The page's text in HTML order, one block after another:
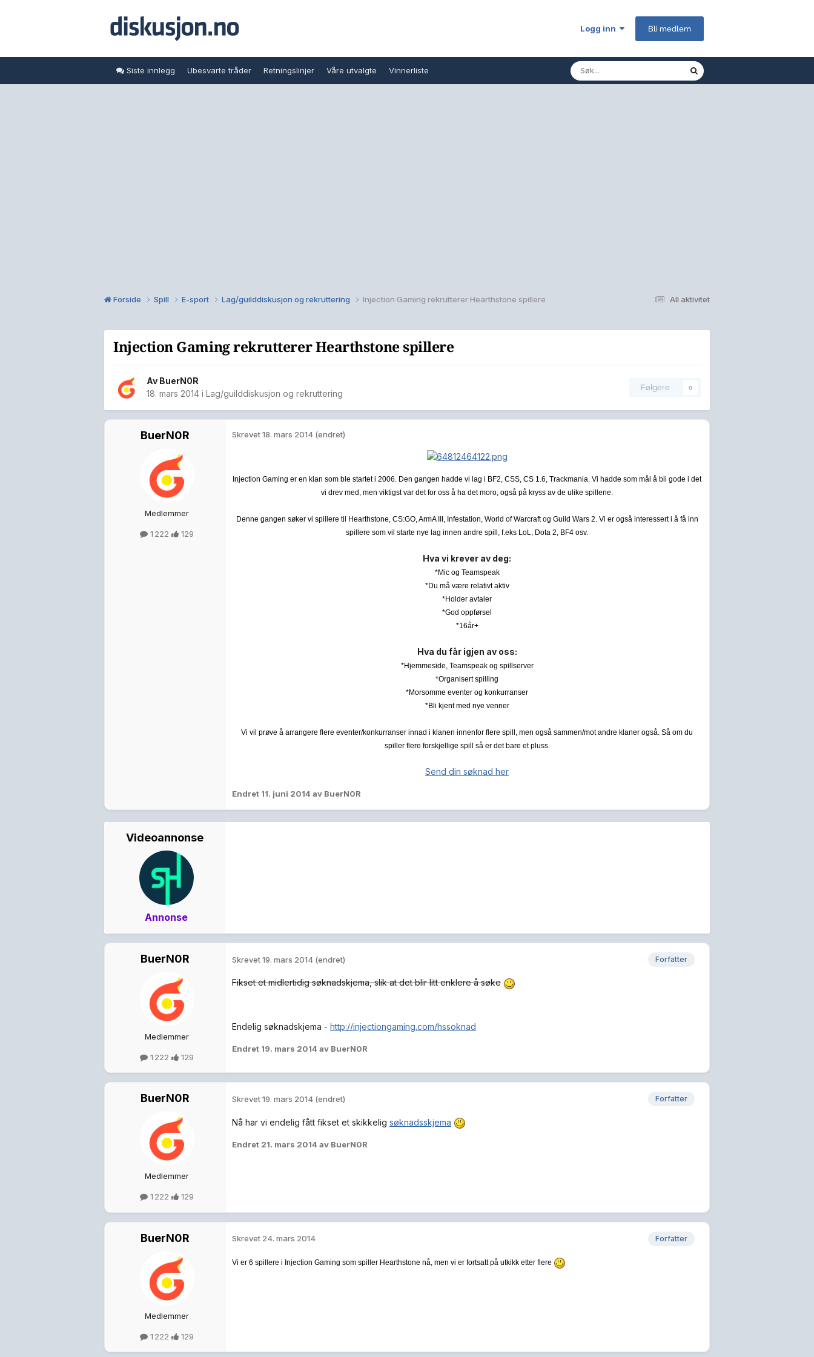
Logg inn Bli medlem
Siste innlegg Ubesvarte tråder Retningslinjer Våre utvalgte Vinnerliste
All aktivitet
Forside Spill E-sport Lag/guilddiskusjon og rekruttering Injection Gaming rekrutterer Hearthstone spillere
Injection Gaming rekrutterer Hearthstone spillere
Av BuerN0R
18. mars 2014 i Lag/guilddiskusjon og rekruttering
Følgere 0
BuerN0R
Medlemmer
1 222 129
Skrevet18. mars 2014 (endret)
Injection Gaming er en klan som ble startet i 2006. Den gangen hadde vi lag i BF2, CSS, CS 1.6, Trackmania. Vi hadde som mål å bli gode i det
vi drev med, men viktigst var det for oss å ha det moro, også på kryss av de ulike spillene.
Denne gangen søker vi spillere til Hearthstone, CS:GO, ArmA III, Infestation, World of Warcraft og Guild Wars 2. Vi er også interessert i å få inn
spillere som vil starte nye lag innen andre spill, f.eks LoL, Dota 2, BF4 osv.
Hva vi krever av deg:
*Mic og Teamspeak
*Du må være relativt aktiv
*Holder avtaler
*God oppførsel
*16år+
Hva du får igjen av oss:
*Hjemmeside, Teamspeak og spillserver
*Organisert spilling
*Morsomme eventer og konkurranser
*Bli kjent med nye venner
Vi vil prøve å arrangere flere eventer/konkurranser innad i klanen innenfor flere spill, men også sammen/mot andre klaner også. Så om du
spiller flere forskjellige spill så er det bare et pluss.
Send din søknad her
Endret 11. juni 2014 av BuerN0R
Videoannonse
Annonse
BuerN0R
Medlemmer
1 222 129
Forfatter
Skrevet19. mars 2014 (endret)
Fikset et midlertidig søknadskjema, slik at det blir litt enklere å søke
Endelig søknadskjema - http://injectiongaming.com/hssoknad
Endret 19. mars 2014 av BuerN0R
BuerN0R
Medlemmer
1 222 129
Forfatter
Skrevet19. mars 2014 (endret)
Nå har vi endelig fått fikset et skikkelig søknadsskjema
Endret 21. mars 2014 av BuerN0R
BuerN0R
Medlemmer
1 222 129
Forfatter
Skrevet 24. mars 2014
Vi er 6 spillere i Injection Gaming som spiller Hearthstone nå, men vi er fortsatt på utkikk etter flere